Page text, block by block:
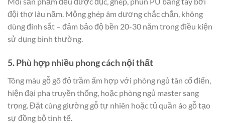
đội thợ lâu năm. Mộng ghép âm dương chắc chắn, không
dùng đinh sắt – đảm bảo độ bền 20-30 năm trong điều kiện
sử dụng bình thường.
5. Phù hợp nhiều phong cách nội thất
Tông màu gỗ gõ đỏ trầm ấm hợp với phòng ngủ tân cổ điển,
hiện đại pha truyền thống, hoặc phòng ngủ master sang
trọng. Đặt cùng giường gỗ tự nhiên hoặc tủ quần áo gỗ tạo
sự đồng bộ tinh tế.